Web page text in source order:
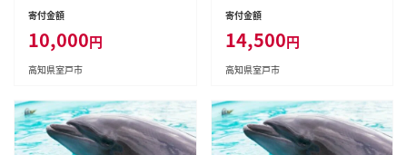
寄付金額
10,000円
高知県室戸市
寄付金額
14,500円
高知県室戸市